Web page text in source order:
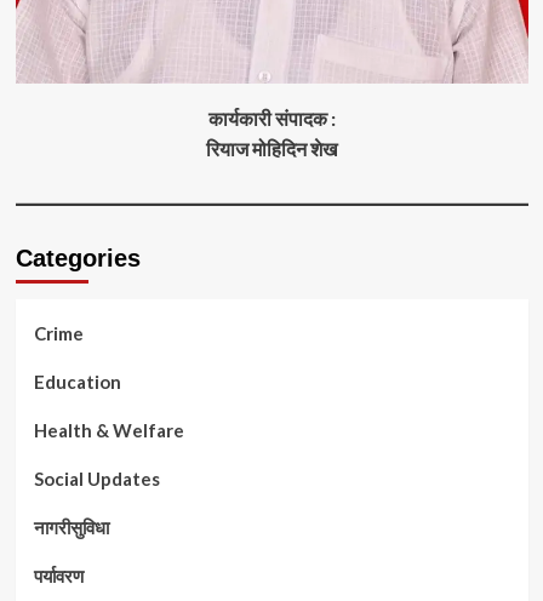
कार्यकारी संपादक :
रियाज मोहिदिन शेख
Categories
Crime
Education
Health & Welfare
Social Updates
नागरीसुविधा
पर्यावरण